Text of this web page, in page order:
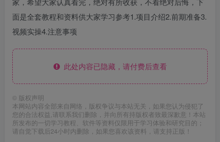
面是全套教程和资料供大家学习参考1.项目介绍2.前期准备3.
视频实操4.注意事项
此处内容已隐藏，请付费后查看
© 版权声明
本网站内容全部来自网络，版权争议与本站无关，如果您认为侵犯了
您的合法权益,请联系我们删除，并向所有持版权者致最深歉意！本站
所发布的一切学习教程、软件等资料仅限用于学习体验和研究目的；
请自觉下载后24小时内删除，如果您喜欢该资料，请支持正版！